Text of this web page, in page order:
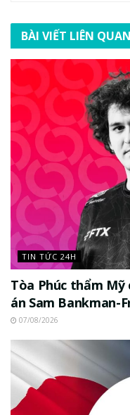
BÀI VIẾT LIÊN QUAN
TIN TỨC 24H
Tòa Phúc thẩm
án Sam Bankman-
07/08/2026